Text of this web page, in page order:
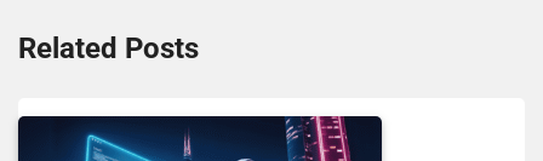
Related Posts